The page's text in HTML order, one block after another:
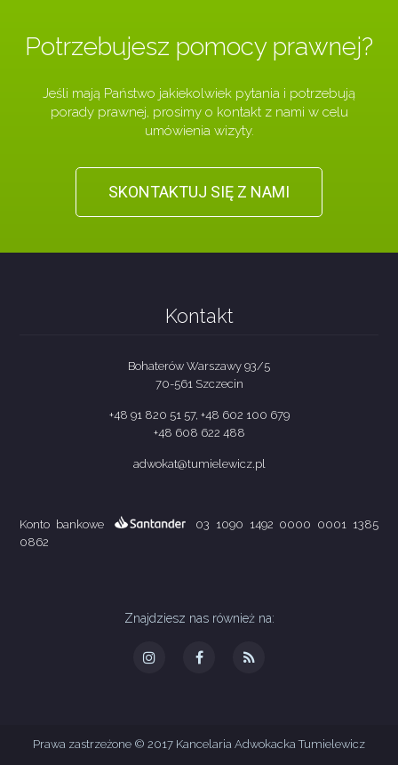
Potrzebujesz pomocy prawnej?
Jeśli mają Państwo jakiekolwiek pytania i potrzebują
porady prawnej, prosimy o kontakt z nami w celu
umówienia wizyty.
SKONTAKTUJ SIĘ Z NAMI
Kontakt
Bohaterów Warszawy 93/5
70-561 Szczecin
+48 91 820 51 57, +48 602 100 679
+48 608 622 488
adwokat@tumielewicz.pl
Konto bankowe
03 1090 1492 0000 0001 1385
0862
Znajdziesz nas również na:
Prawa zastrzeżone © 2017 Kancelaria Adwokacka Tumielewicz